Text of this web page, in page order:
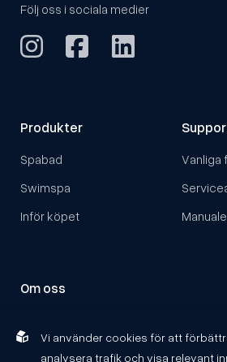
Produkter
Spabad
Swimspa
Inför köpet
Vanliga
Om oss
Följ oss i sociala medier
Vi använder cookies för att
analysera trafik och visa relevant